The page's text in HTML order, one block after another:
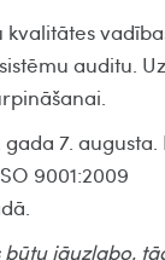
auditu.
7. augusta.
9001:2009
jāuzlabo,